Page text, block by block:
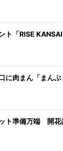
ト「RISE
に肉まん「まん
ト準備万端 開花